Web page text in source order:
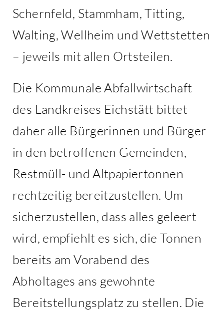
Schernfeld, Stammham, Titting,
Walting, Wellheim und Wettstetten
– jeweils mit allen Ortsteilen.
Die Kommunale Abfallwirtschaft
des Landkreises Eichstätt bittet
daher alle Bürgerinnen und Bürger
in den betroffenen Gemeinden,
Restmüll- und Altpapiertonnen
rechtzeitig bereitzustellen. Um
sicherzustellen, dass alles geleert
wird, empfiehlt es sich, die Tonnen
bereits am Vorabend des
Abholtages ans gewohnte
Bereitstellungsplatz zu stellen. Die